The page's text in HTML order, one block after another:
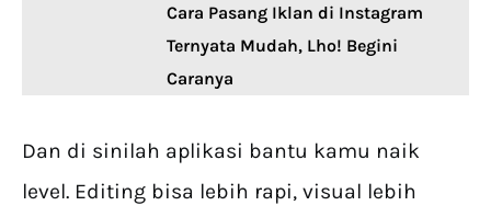
Cara Pasang Iklan di Instagram
Ternyata Mudah, Lho! Begini
Caranya
Dan di sinilah aplikasi bantu kamu naik
level. Editing bisa lebih rapi, visual lebih